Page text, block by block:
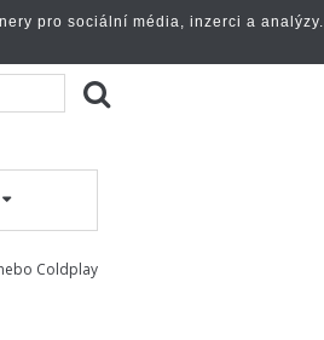
Coldplay
pro sociální média, inzerci a analýzy.